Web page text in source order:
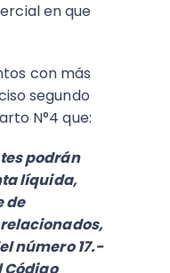
en que
con más
segundo
N°4 que:
podrán
líquida,
de
número 17.-